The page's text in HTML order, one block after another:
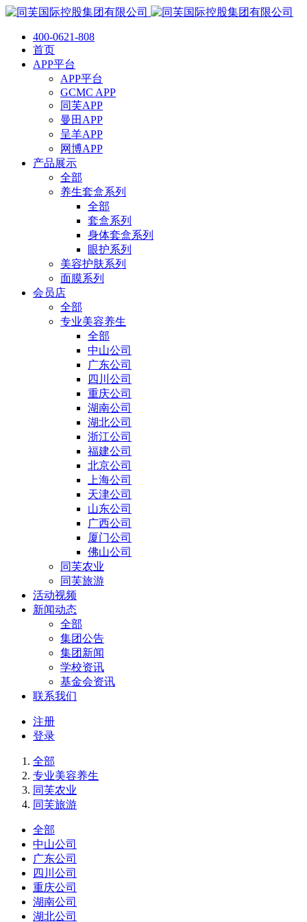
400-0621-808
首页
APP平台
APP平台
GCMC APP
同芙APP
曼田APP
呈羊APP
网博APP
产品展示
全部
养生套盒系列
全部
套盒系列
身体套盒系列
眼护系列
美容护肤系列
面膜系列
会员店
全部
专业美容养生
全部
中山公司
广东公司
四川公司
重庆公司
湖南公司
湖北公司
浙江公司
福建公司
北京公司
上海公司
天津公司
山东公司
广西公司
厦门公司
佛山公司
同芙农业
同芙旅游
活动视频
新闻动态
全部
集团公告
集团新闻
学校资讯
基金会资讯
联系我们
注册
登录
全部
专业美容养生
同芙农业
同芙旅游
全部
中山公司
广东公司
四川公司
重庆公司
湖南公司
湖北公司